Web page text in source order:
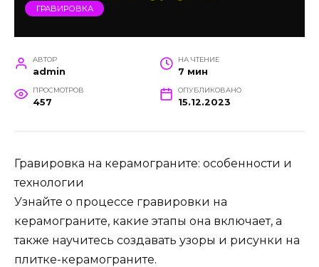
ГРАВИРОВКА
АВТОР
admin
НА ЧТЕНИЕ
7 мин
ПРОСМОТРОВ
457
ОПУБЛИКОВАНО
15.12.2023
Гравировка на керамограните: особенности и
технологии
Узнайте о процессе гравировки на
керамограните, какие этапы она включает, а
также научитесь создавать узоры и рисунки на
плитке-керамограните.